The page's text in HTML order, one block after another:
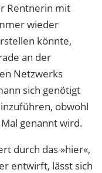
Rentnerin mit
wieder
könnte,
an der
Netzwerks
sich genötigt
obwohl
genannt wird.
durch das »hier«,
entwirft, lässt sich